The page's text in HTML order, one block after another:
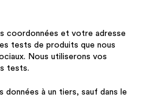
coordonnées et votre adresse
tests de produits que nous
Nous utiliserons vos
tests.
données à un tiers, sauf dans le